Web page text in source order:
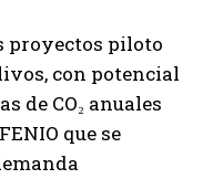
proyectos piloto
con potencial
de CO₂ anuales
que se